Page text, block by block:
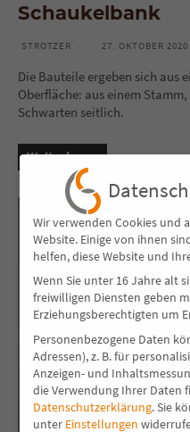
Schaukelbank
STROTZER 27. OKTOBER 2020
Die Bauteile ergeben sich aus
Oberfläche: aus einem
Schwarten seitlich.
Weiterlesen
Wir verwenden Cookies und
Website. Einige von ihnen
helfen, diese Website und
Wenn Sie unter 16 Jahre alt
freiwilligen Diensten geben
Erziehungsberechtigten um
Personenbezogene Daten
Adressen), z. B. für
Anzeigen- und
die Verwendung Ihrer Daten
Datenschutzerklärung.Sie
unter Einstellungen